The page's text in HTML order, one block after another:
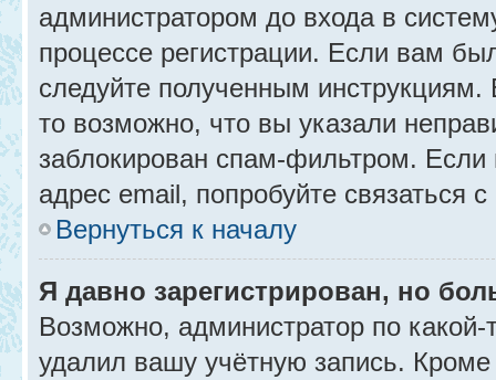
администратором до входа в
процессе регистрации. Если вам
следуйте полученным
то возможно, что вы указали
заблокирован спам-фильтром.
адрес email, попробуйте связаться
Вернуться к началу
Я давно зарегистрирован, но
Возможно, администратор по
удалил вашу учётную запись.